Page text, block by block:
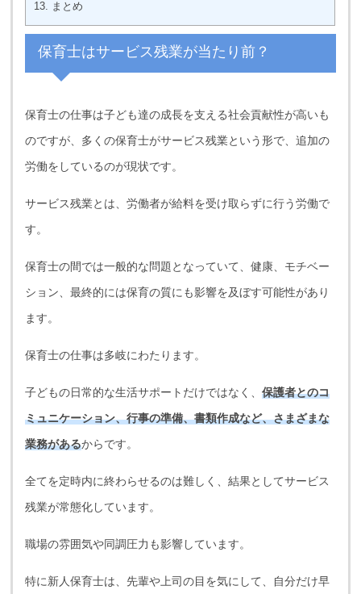
13. まとめ
保育士はサービス残業が当たり前？
保育士の仕事は子ども達の成長を支える社会貢献性が高いも
のですが、多くの保育士がサービス残業という形で、追加の
労働をしているのが現状です。
サービス残業とは、労働者が給料を受け取らずに行う労働で
す。
保育士の間では一般的な問題となっていて、健康、モチベー
ション、最終的には保育の質にも影響を及ぼす可能性があり
ます。
保育士の仕事は多岐にわたります。
子どもの日常的な生活サポートだけではなく、保護者とのコ
ミュニケーション、行事の準備、書類作成など、さまざまな
業務があるからです。
全てを定時内に終わらせるのは難しく、結果としてサービス
残業が常態化しています。
職場の雰囲気や同調圧力も影響しています。
特に新人保育士は、先輩や上司の目を気にして、自分だけ早